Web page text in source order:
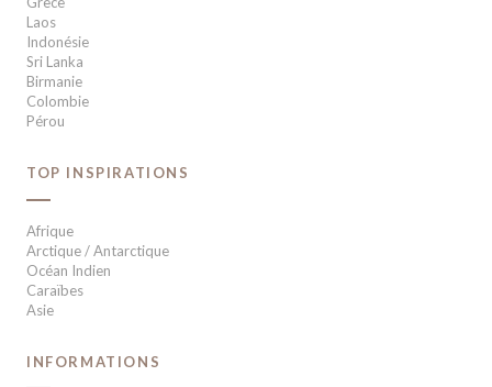
Laos
Indonésie
Sri Lanka
Birmanie
Colombie
Pérou
TOP INSPIRATIONS
Afrique
Arctique / Antarctique
Océan Indien
Caraïbes
Asie
INFORMATIONS